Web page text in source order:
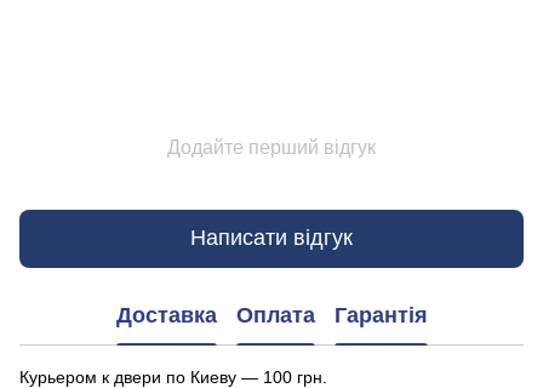
Додайте перший відгук
Написати відгук
Доставка Оплата Гарантія
Курьером к двери по Киеву — 100 грн.